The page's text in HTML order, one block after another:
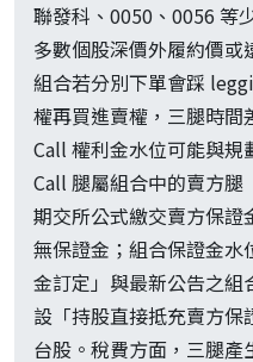
聯發科、0050、0056 等
多數個股深價外履約價
組合若分別下單會踩
權再買進賣權，三腿時
Call 權利金水位可能與規
Call 腿屬組合中的賣方
期交所公式繳交賣方保
無保證金；組合保證金
金訂定」與最新公告之組
設「持股直接抵充賣方
台股。稅費方面，三腿